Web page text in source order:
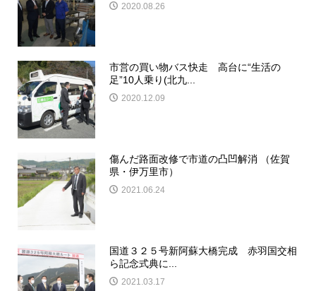
2020.08.26
市営の買い物バス快走 高台に“生活の
足”10人乗り(北九...
2020.12.09
傷んだ路面改修で市道の凸凹解消 （佐賀
県・伊万里市）
2021.06.24
国道３２５号新阿蘇大橋完成 赤羽国交相
ら記念式典に...
2021.03.17